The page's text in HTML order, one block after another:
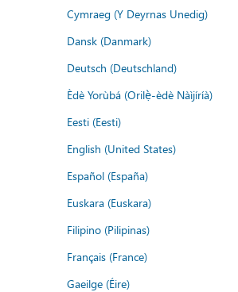
Cymraeg (Y Deyrnas Unedig)
Dansk (Danmark)
Deutsch (Deutschland)
Èdè Yorùbá (Orilẹ̀-èdè Nàìjíríà)
Eesti (Eesti)
English (United States)
Español (España)
Euskara (Euskara)
Filipino (Pilipinas)
Français (France)
Gaeilge (Éire)